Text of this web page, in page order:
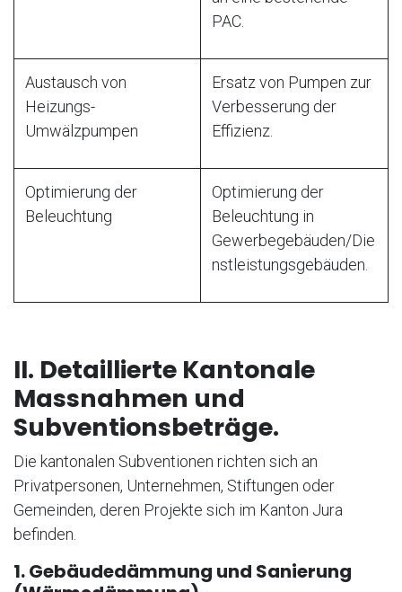
PAC.
Austausch von
Heizungs-
Umwälzpumpen
Ersatz von Pumpen zur
Verbesserung der
Effizienz.
Optimierung der
Beleuchtung
Optimierung der
Beleuchtung in
Gewerbegebäuden/Die
nstleistungsgebäuden.
II. Detaillierte Kantonale
Massnahmen und
Subventionsbeträge.
Die kantonalen Subventionen richten sich an
Privatpersonen, Unternehmen, Stiftungen oder
Gemeinden, deren Projekte sich im Kanton Jura
befinden.
1. Gebäudedämmung und Sanierung